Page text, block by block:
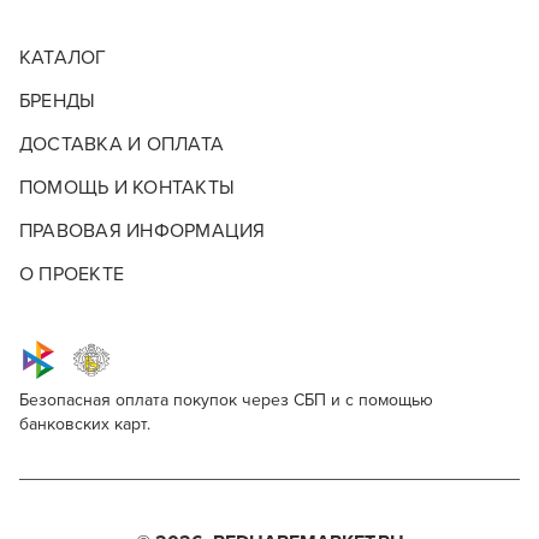
КАТАЛОГ
БРЕНДЫ
ДОСТАВКА И ОПЛАТА
ПОМОЩЬ И КОНТАКТЫ
ПРАВОВАЯ ИНФОРМАЦИЯ
О ПРОЕКТЕ
Безопасная оплата покупок через СБП и с помощью
банковских карт.